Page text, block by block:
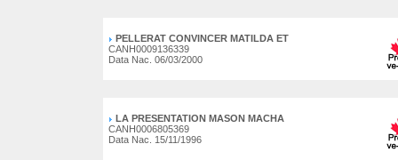
PELLERAT CONVINCER MATILDA ET
CANH0009136339
Data Nac. 06/03/2000
LA PRESENTATION MASON MACHA
CANH0006805369
Data Nac. 15/11/1996